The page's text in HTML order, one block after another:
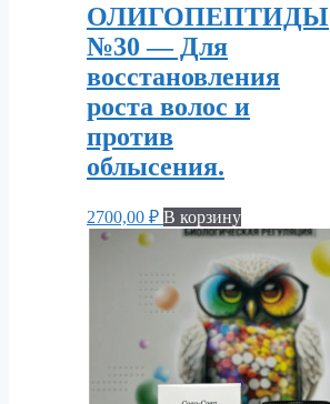
ОЛИГОПЕПТИДЫ
№30 — Для
восстановления
роста волос и
против
облысения.
2700,00 ₽ В корзину